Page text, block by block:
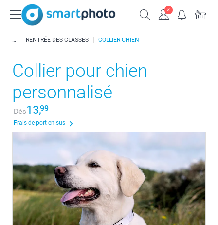
RENTRÉE DES CLASSES COLLIER CHIEN
Collier pour chien
personnalisé
Dès13,99
Frais de port en sus